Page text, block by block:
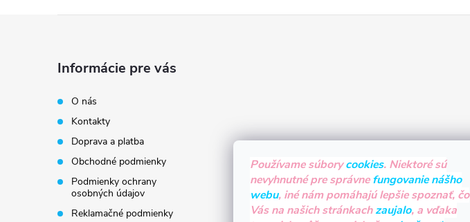
Používame súborycookies. Niektoré sú
nevyhnutné pre správnefungovanie nášho
webu, iné nám pomáhajú lepšie spoznať, čo
Vás na našich stránkachzaujalo, a vďaka
Informácie pre vás
O nás
Kontakty
Doprava a platba
Obchodné podmienky
Podmienky ochrany
osobných údajov
Reklamačné podmienky